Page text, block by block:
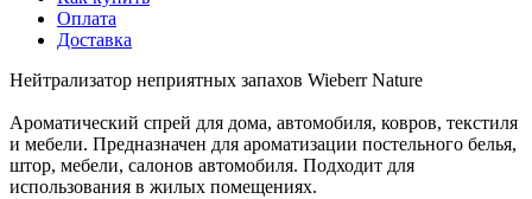
Оплата
Доставка
Нейтрализатор неприятных запахов Wieberr Nature
Ароматический спрей для дома, автомобиля, ковров, текстиля
и мебели. Предназначен для ароматизации постельного белья,
штор, мебели, салонов автомобиля. Подходит для
использования в жилых помещениях.